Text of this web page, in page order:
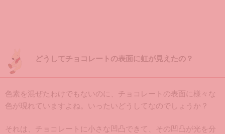
どうしてチョコレートの表面に虹が見えたの？
色素を混ぜたわけでもないのに、チョコレートの表面に様々な
色が現れていますよね。いったいどうしてなのでしょうか？
それは、チョコレートに小さな凹凸できて、その凹凸が光を分